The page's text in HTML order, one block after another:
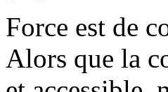
Force est de
Alors que la